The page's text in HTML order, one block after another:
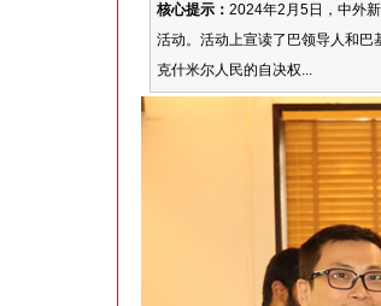
核心提示： 2024年2月5日，中外
活动。活动上宣读了巴领导人和
克什米尔人民的自决权...